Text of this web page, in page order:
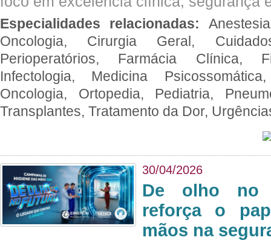
Especialidades relacionadas:
Oncologia, Cirurgia Geral,
Perioperatórios, Farmácia Clínica,
Infectologia, Medicina
Oncologia, Ortopedia, Pediatria,
Transplantes, Tratamento da Dor,
30/04/2026
De olho no
reforça o
mãos na